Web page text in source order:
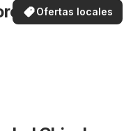
Ofertas locales